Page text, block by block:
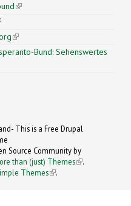
(link is external)
is external)
(link is external)
Bund: Sehenswertes
This is a Free Drupal
Source Community by
than (just) Themes (link is
.
Themes
(link is
.